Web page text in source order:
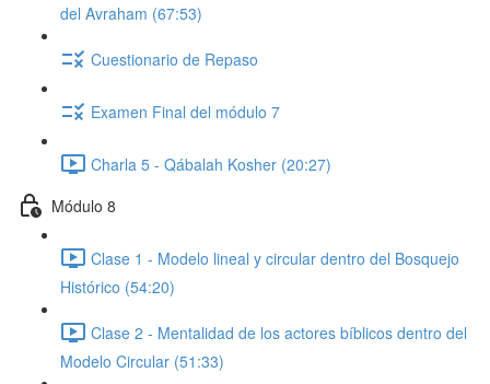
del Avraham (67:53)
Cuestionario de Repaso
Examen Final del módulo 7
Charla 5 - Qábalah Kosher (20:27)
Módulo 8
Clase 1 - Modelo lineal y circular dentro del Bosquejo
Histórico (54:20)
Clase 2 - Mentalidad de los actores bíblicos dentro del
Modelo Circular (51:33)